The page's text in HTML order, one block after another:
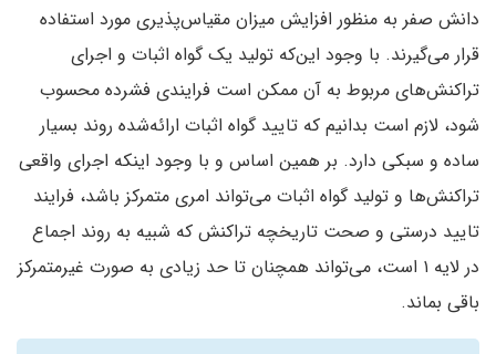
دانش صفر به منظور افزایش میزان مقیاس‌پذیری مورد استفاده
قرار می‌گیرند. با وجود این‌که تولید یک گواه اثبات و اجرای
تراکنش‌های مربوط به آن ممکن است فرایندی فشرده محسوب
شود‌، لازم است بدانیم که تایید گواه اثبات ارائه‌شده روند بسیار
ساده و سبکی دارد. بر همین اساس و با وجود اینکه اجرای واقعی
تراکنش‌ها و تولید گواه اثبات می‌تواند امری متمرکز باشد‌، فرایند
تایید درستی و صحت تاریخچه تراکنش که شبیه به روند اجماع
در لایه ۱ است، می‌تواند همچنان تا حد زیادی به صورت غیرمتمرکز
باقی بماند.